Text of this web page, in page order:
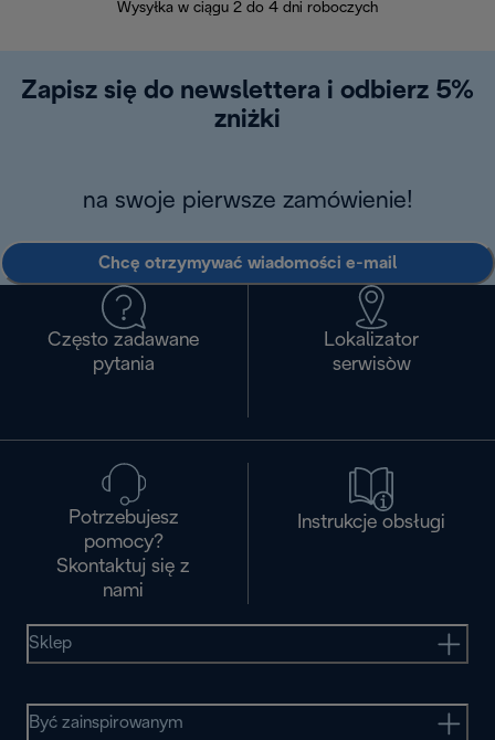
Wysyłka w ciągu 2 do 4 dni roboczych
Zapisz się do newslettera i odbierz 5%
zniżki
na swoje pierwsze zamówienie!
Chcę otrzymywać wiadomości e-mail
Często zadawane
pytania
Lokalizator
serwisòw
Potrzebujesz
pomocy?
Skontaktuj się z
nami
Instrukcje obsługi
Sklep
Być zainspirowanym